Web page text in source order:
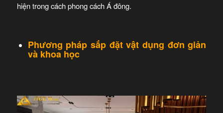
hiện trong cách phong cách Á đông.
Phương pháp sắp đặt vật dụng đơn giản
và khoa học